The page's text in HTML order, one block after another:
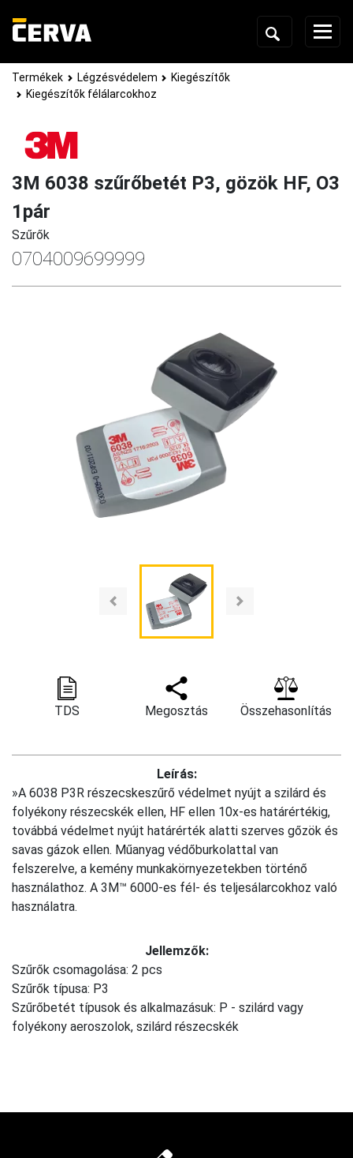
Termékek Légzésvédelem
Kiegészítők
Kiegészítők félálarcokhoz
3M 6038 szűrőbetét P3, gözök HF, O3
1pár
Szűrők
0704009699999
TDS Megosztás Összehasonlítás
Leírás:
»A 6038 P3R részecskeszűrő védelmet nyújt a szilárd és
folyékony részecskék ellen, HF ellen 10x-es határértékig,
továbbá védelmet nyújt határérték alatti szerves gőzök és
savas gázok ellen. Műanyag védőburkolattal van
felszerelve, a kemény munkakörnyezetekben történő
használathoz. A 3M™ 6000-es fél- és teljesálarcokhoz való
használatra.
Jellemzők:
Szűrők csomagolása: 2 pcs
Szűrők típusa: P3
Szűrőbetét típusok és alkalmazásuk: P - szilárd vagy
folyékony aeroszolok, szilárd részecskék